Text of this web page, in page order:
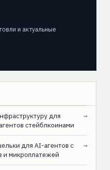
и актуальные
для
стейблкоинами
→
для AI-агентов с
и микроплатежей
→